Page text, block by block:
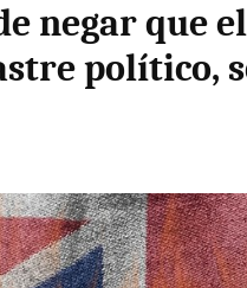
negar que
político,